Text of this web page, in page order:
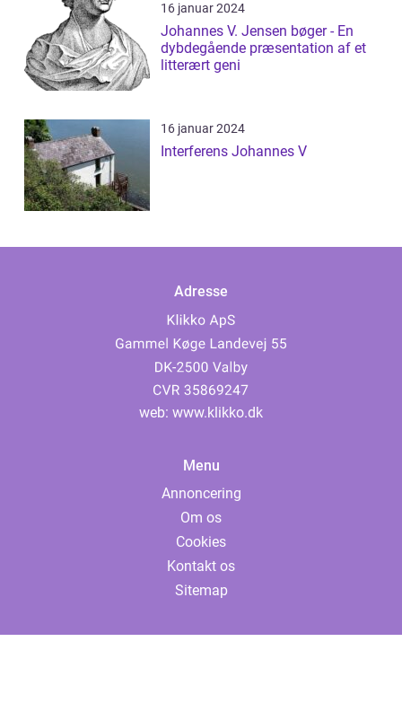
16 januar 2024
Johannes V. Jensen bøger - En
dybdegående præsentation af et
litterært geni
16 januar 2024
Interferens Johannes V
Adresse
web: www.klikko.dk
Menu
Annoncering
Om os
Cookies
Kontakt os
Sitemap